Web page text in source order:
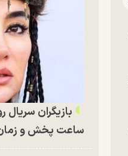
بازیگران
ساعت پخش و زمان